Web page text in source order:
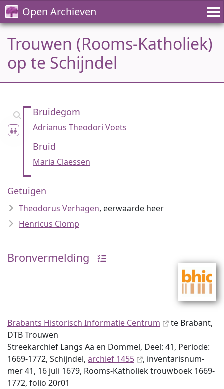
Open Archieven
Trouwen (Rooms-Katholiek)
op te Schijndel
Bruidegom
Adrianus Theodori Voets
Bruid
Maria Claessen
Getuigen
Theodorus Verhagen, eerwaarde heer
Henricus Clomp
Bronvermelding
Brabants Historisch Informatie Centrum
te Brabant,
DTB Trouwen
Streekarchief Langs Aa en Dommel, Deel: 41, Periode:
1669-1772, Schijndel, archief 1455
, inventaris­num­
mer 41, 16 juli 1679, Rooms-Katholiek trouwboek 1669-
1772, folio 20r01